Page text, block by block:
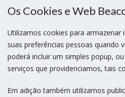
Os Cookies e Web
Utilizamos cookies para
suas preferências pessoas quando
poderá incluir um simples popup,
serviços que providenciamos, tais
Em adição também utilizamos